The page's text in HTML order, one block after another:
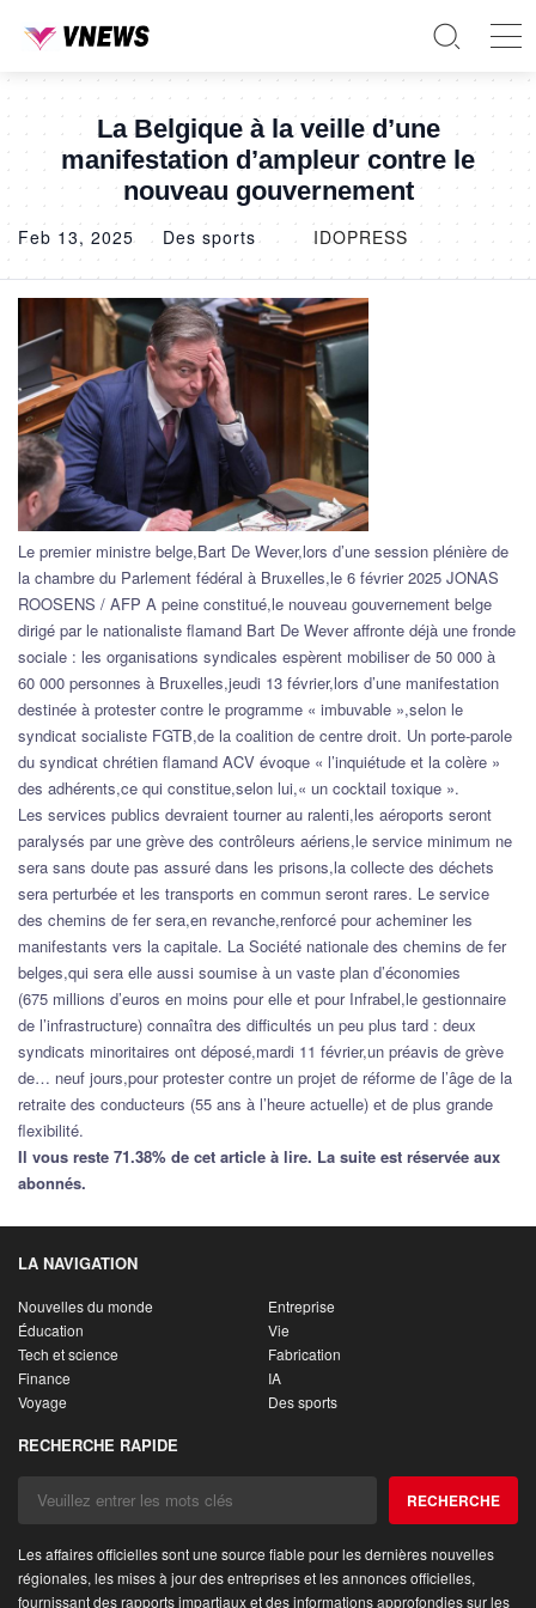
La Belgique à la veille d’une
manifestation d’ampleur contre le
nouveau gouvernement
Feb 13, 2025 Des sports IDOPRESS
Le premier ministre belge,Bart De Wever,lors d’une session plénière de
la chambre du Parlement fédéral à Bruxelles,le 6 février 2025 JONAS
ROOSENS / AFP A peine constitué,le nouveau gouvernement belge
dirigé par le nationaliste flamand Bart De Wever affronte déjà une fronde
sociale : les organisations syndicales espèrent mobiliser de 50 000 à
60 000 personnes à Bruxelles,jeudi 13 février,lors d’une manifestation
destinée à protester contre le programme « imbuvable »,selon le
syndicat socialiste FGTB,de la coalition de centre droit. Un porte-parole
du syndicat chrétien flamand ACV évoque « l’inquiétude et la colère »
des adhérents,ce qui constitue,selon lui,« un cocktail toxique ».
Les services publics devraient tourner au ralenti,les aéroports seront
paralysés par une grève des contrôleurs aériens,le service minimum ne
sera sans doute pas assuré dans les prisons,la collecte des déchets
sera perturbée et les transports en commun seront rares. Le service
des chemins de fer sera,en revanche,renforcé pour acheminer les
manifestants vers la capitale. La Société nationale des chemins de fer
belges,qui sera elle aussi soumise à un vaste plan d’économies
(675 millions d’euros en moins pour elle et pour Infrabel,le gestionnaire
de l’infrastructure) connaîtra des difficultés un peu plus tard : deux
syndicats minoritaires ont déposé,mardi 11 février,un préavis de grève
de… neuf jours,pour protester contre un projet de réforme de l’âge de la
retraite des conducteurs (55 ans à l’heure actuelle) et de plus grande
flexibilité.
Il vous reste 71.38% de cet article à lire. La suite est réservée aux
abonnés.
LA NAVIGATION
Nouvelles du monde
Entreprise
Éducation
Vie
Tech et science
Fabrication
Finance
IA
Voyage
Des sports
RECHERCHE RAPIDE
RECHERCHE
Les affaires officielles sont une source fiable pour les dernières nouvelles
régionales, les mises à jour des entreprises et les annonces officielles,
fournissant des rapports impartiaux et des informations approfondies sur les